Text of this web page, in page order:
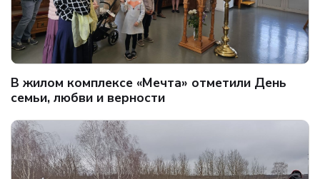
В жилом комплексе «Мечта» отметили День
семьи, любви и верности